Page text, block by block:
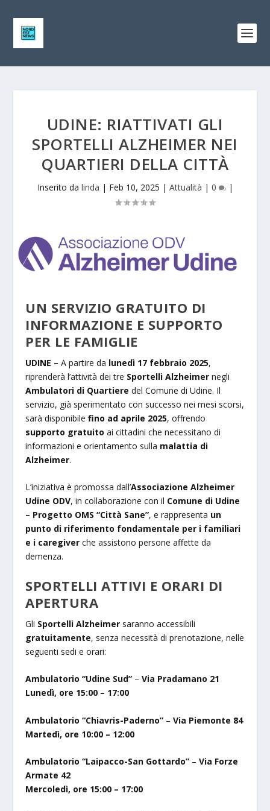
UDINE: RIATTIVATI GLI
SPORTELLI ALZHEIMER NEI
QUARTIERI DELLA CITTÀ
Inserito da linda | Feb 10, 2025 | Attualità | 0 |
UN SERVIZIO GRATUITO DI
INFORMAZIONE E SUPPORTO
PER LE FAMIGLIE
UDINE – A partire da lunedì 17 febbraio 2025,
riprenderà l’attività dei tre Sportelli Alzheimer negli
Ambulatori di Quartiere del Comune di Udine. Il
servizio, già sperimentato con successo nei mesi scorsi,
sarà disponibilefino ad aprile 2025, offrendo
supporto gratuito ai cittadini che necessitano di
informazioni e orientamento sulla malattia di
Alzheimer.
L’iniziativa è promossa dall’Associazione Alzheimer
Udine ODV, in collaborazione con il Comune di Udine
– Progetto OMS “Città Sane”, e rappresenta un
punto di riferimento fondamentale per i familiari
e i caregiver che assistono persone affette da
demenza.
SPORTELLI ATTIVI E ORARI DI
APERTURA
Gli Sportelli Alzheimer saranno accessibili
gratuitamente, senza necessità di prenotazione, nelle
seguenti sedi e orari:
Ambulatorio “Udine Sud” –Via Pradamano 21
Lunedì, ore 15:00 – 17:00
Ambulatorio “Chiavris-Paderno” –Via Piemonte 84
Martedì, ore 10:00 – 12:00
Ambulatorio “Laipacco-San Gottardo” –Via Forze
Armate 42
Mercoledì, ore 15:00 – 17:00